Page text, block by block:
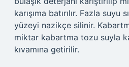
karışıma batırılır. Fazla suyu
yüzeyi nazikçe silinir.
miktar kabartma tozu suyla
kıvamına getirilir.